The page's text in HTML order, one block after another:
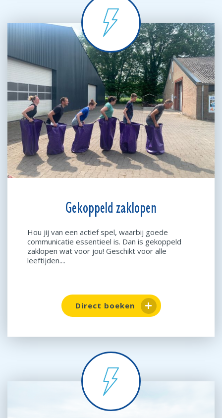
Gekoppeld zaklopen
Hou jij van een actief spel, waarbij goede
communicatie essentieel is. Dan is gekoppeld
zaklopen wat voor jou! Geschikt voor alle
leeftijden....
Direct boeken